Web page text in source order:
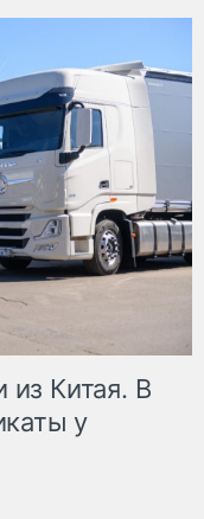
Китая. В
у